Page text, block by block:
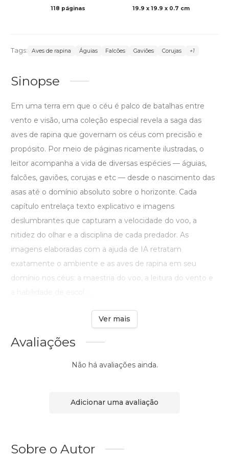
118 páginas 19.9 x 19.9 x 0.7 cm
Tags: Aves de rapina Águias Falcões Gaviões Corujas +1
Sinopse
Em uma terra em que o céu é palco de batalhas entre
vento e visão, uma coleção especial revela a saga das
aves de rapina que governam os céus com precisão e
propósito. Por meio de páginas ricamente ilustradas, o
leitor acompanha a vida de diversas espécies — águias,
falcões, gaviões, corujas e etc — desde o nascimento das
asas até o domínio absoluto sobre o horizonte. Cada
capítulo entrelaça texto explicativo e imagens
deslumbrantes que capturam a velocidade do voo, a
nitidez do olhar e a disciplina de cada predador. As
imagens elaboradas com a ajuda de IA retratam
exatamente o ambiente e as aves de rapina em seu
domínio nos céus: a maestria do voo, a leitura do vento e
Ver mais
Avaliações
Não há avaliações ainda.
Adicionar uma avaliação
Sobre o Autor